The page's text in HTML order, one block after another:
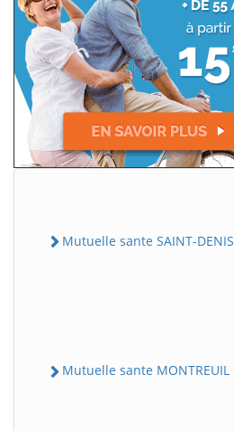
Mutuelle sante SAINT-DENIS
Mutuelle sante MONTREUIL